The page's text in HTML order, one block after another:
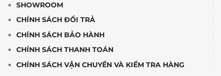
SHOWROOM
CHÍNH SÁCH ĐỔI TRẢ
CHÍNH SÁCH BẢO HÀNH
CHÍNH SÁCH THANH TOÁN
CHÍNH SÁCH VẬN CHUYỂN VÀ KIỂM TRA HÀNG